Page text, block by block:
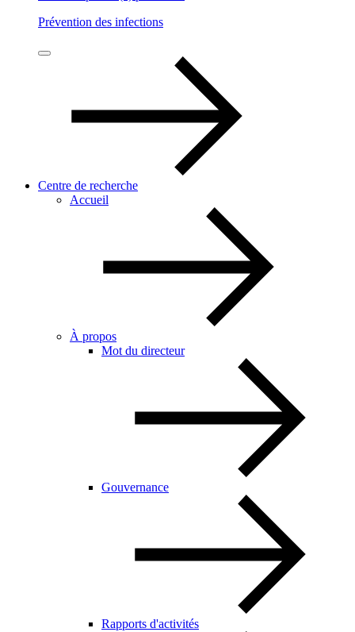
Prévention des infections
Centre de recherche
Accueil
À propos
Mot du directeur
Gouvernance
Rapports d'activités